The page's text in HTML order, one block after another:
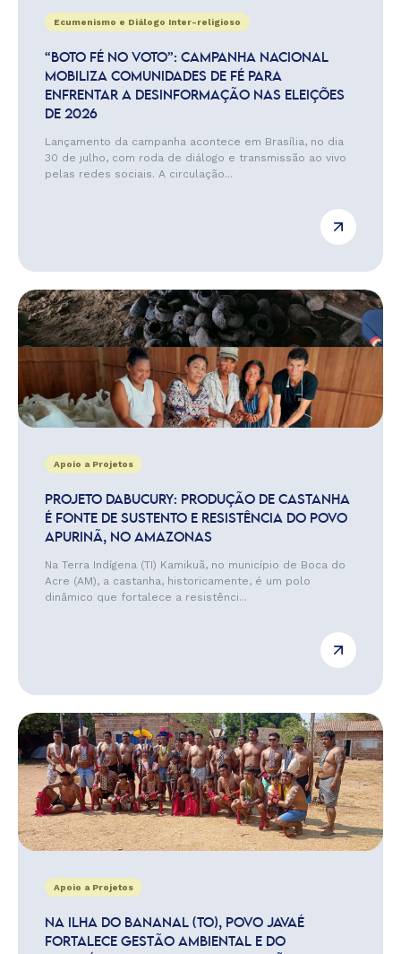
Ecumenismo e Diálogo Inter-religioso
“BOTO FÉ NO VOTO”: CAMPANHA NACIONAL
MOBILIZA COMUNIDADES DE FÉ PARA
ENFRENTAR A DESINFORMAÇÃO NAS ELEIÇÕES
DE 2026
Lançamento da campanha acontece em Brasília, no dia
30 de julho, com roda de diálogo e transmissão ao vivo
pelas redes sociais. A circulação...
Apoio a Projetos
PROJETO DABUCURY: PRODUÇÃO DE CASTANHA
É FONTE DE SUSTENTO E RESISTÊNCIA DO POVO
APURINÃ, NO AMAZONAS
Na Terra Indígena (TI) Kamikuã, no município de Boca do
Acre (AM), a castanha, historicamente, é um polo
dinâmico que fortalece a resistênci...
Apoio a Projetos
NA ILHA DO BANANAL (TO), POVO JAVAÉ
FORTALECE GESTÃO AMBIENTAL E DO